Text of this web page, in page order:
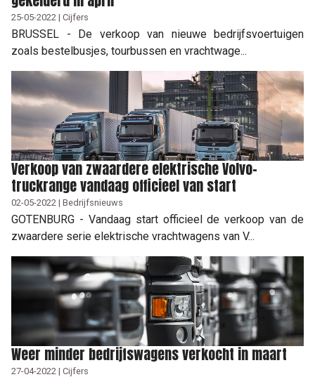
25-05-2022 | Cijfers
BRUSSEL - De verkoop van nieuwe bedrijfsvoertuigen
zoals bestelbusjes, tourbussen en vrachtwage...
Verkoop van zwaardere elektrische Volvo-
truckrange vandaag officieel van start
02-05-2022 | Bedrijfsnieuws
GOTENBURG - Vandaag start officieel de verkoop van de
zwaardere serie elektrische vrachtwagens van V...
Weer minder bedrijfswagens verkocht in maart
27-04-2022 | Cijfers